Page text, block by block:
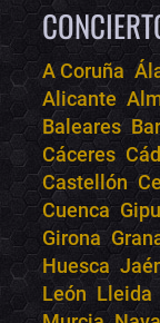
A Coruña
Alicante
Baleares
Cáceres
Castellón
Cuenca
Girona
Huesca
León Lleida